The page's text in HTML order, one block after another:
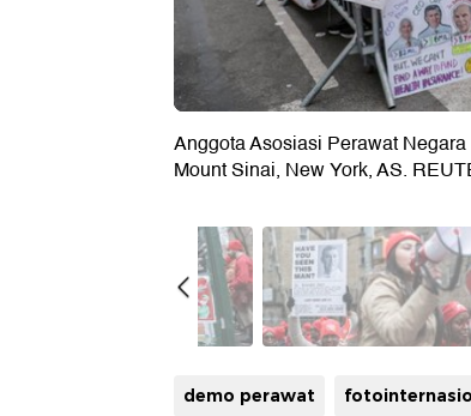
Anggota Asosiasi Perawat
Mount Sinai, New York, AS.
demo perawat